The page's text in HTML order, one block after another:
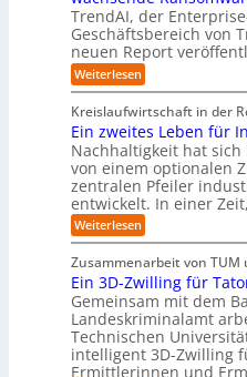
g
e
n
a
t
i
s
i
e
r
u
n
g
s
E
c
o
s
y
s
t
e
m
o
n
F
o
r
m
w
a
y
e
i
t
e
r
n
g
e
g
e
n
b
e
n
i
c
-
e
u
r
o
i
d
e
r
O
r
i
e
n
i
e
r
u
n
g
s
t
r
i
a
l
A
I
i
n
S
P
:
W
i
e
s
a
u
b
e
r
TrendAI, der
Geschäftsbereich von
neuen Report
Weiterlesen:
T
r
e
n
d
A
-
R
e
p
o
t
:
S
i
n
k
Kreislaufwirtschaft in der
Ein zweites Leben für
Nachhaltigkeit hat
von einem optionalen
zentralen Pfeiler
entwickelt. In einer
Weiterlesen:
E
n
z
w
e
i
t
e
Zusammenarbeit von TUM
Ein 3D-Zwilling für
Gemeinsam mit dem
Landeskriminalamt
Technischen
intelligent 3D-Zwilling
Ermittlerinnen und